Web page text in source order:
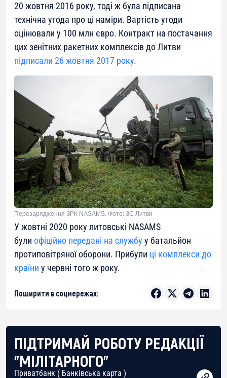
20 жовтня 2016 року, тоді ж була підписана
технічна угода про ці наміри. Вартість угоди
оцінювали у 100 млн євро. Контракт на постачання
цих зенітних ракетних комплексів до Литви
підписали 26 жовтня 2017 року.
Перезарядження ЗРК NASAMS. Фото: ЗС Литви
У жовтні 2020 року литовські NASAMS
були офіційно передані на службу у батальйон
протиповітряної оборони. Прибули ці комплекси до
країни у червні того ж року.
Поширити в соцмережах:
ПІДТРИМАЙ РОБОТУ РЕДАКЦІЇ
"МІЛІТАРНОГО"
Приватбанк ( Банківська карта )